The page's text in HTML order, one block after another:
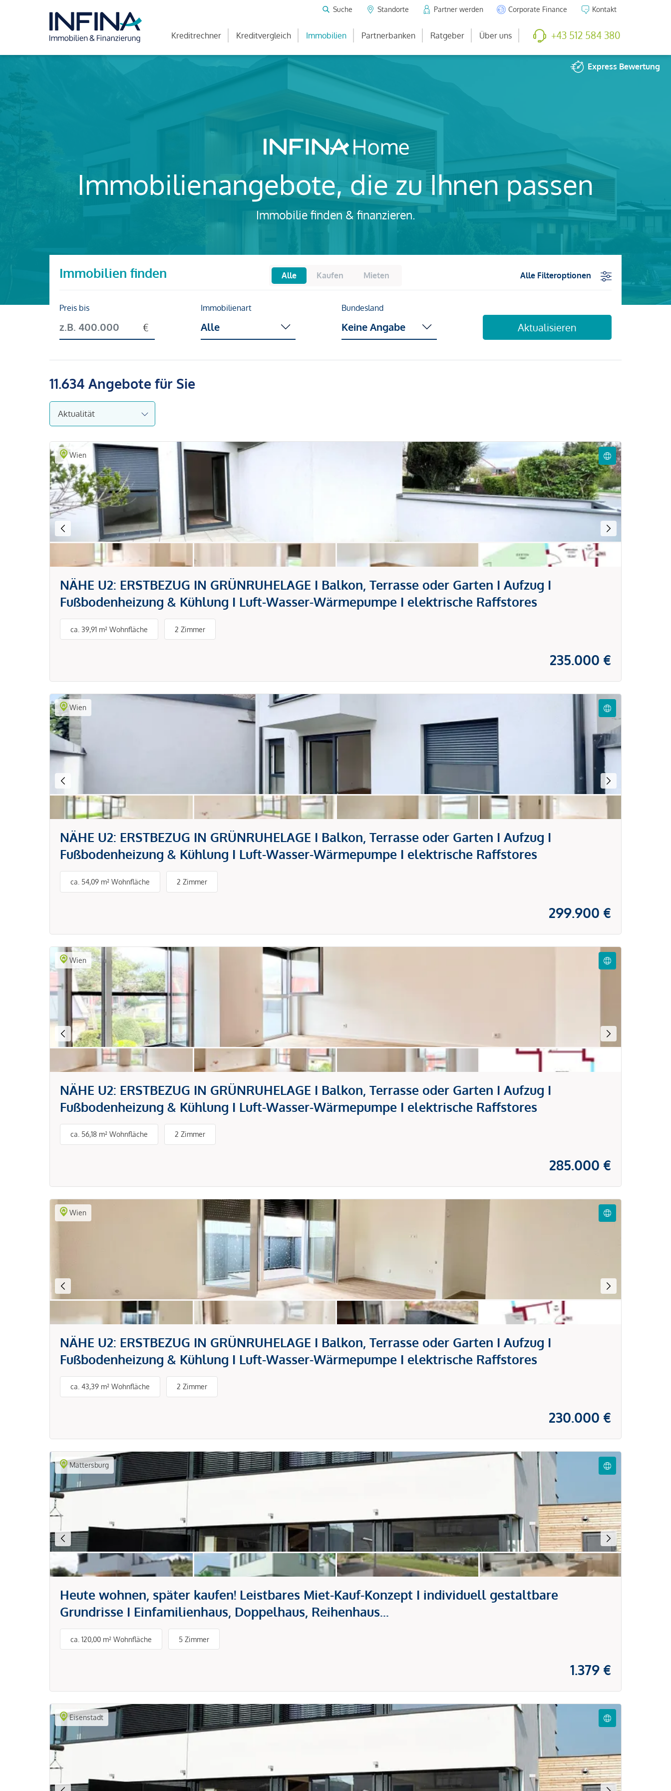
Suche Standorte Partner werden Corporate Finance Kontakt
Kreditrechner Kreditvergleich Immobilien Partnerbanken Ratgeber Über uns +43 512 584 380
Express Bewertung
Immobilienangebote, die zu Ihnen passen
Immobilie finden & finanzieren.
Immobilien finden Alle Kaufen Mieten Alle Filteroptionen
Preis bis Immobilienart Bundesland
Aktualisieren
11.634 Angebote für Sie
Wien
NÄHE U2: ERSTBEZUG IN GRÜNRUHELAGE I Balkon, Terrasse oder Garten I Aufzug I
Fußbodenheizung & Kühlung I Luft-Wasser-Wärmepumpe I elektrische Raffstores
ca. 39,91 m² Wohnfläche 2 Zimmer
235.000 €
Wien
NÄHE U2: ERSTBEZUG IN GRÜNRUHELAGE I Balkon, Terrasse oder Garten I Aufzug I
Fußbodenheizung & Kühlung I Luft-Wasser-Wärmepumpe I elektrische Raffstores
ca. 54,09 m² Wohnfläche 2 Zimmer
299.900 €
Wien
NÄHE U2: ERSTBEZUG IN GRÜNRUHELAGE I Balkon, Terrasse oder Garten I Aufzug I
Fußbodenheizung & Kühlung I Luft-Wasser-Wärmepumpe I elektrische Raffstores
ca. 56,18 m² Wohnfläche 2 Zimmer
285.000 €
Wien
NÄHE U2: ERSTBEZUG IN GRÜNRUHELAGE I Balkon, Terrasse oder Garten I Aufzug I
Fußbodenheizung & Kühlung I Luft-Wasser-Wärmepumpe I elektrische Raffstores
ca. 43,39 m² Wohnfläche 2 Zimmer
230.000 €
Mattersburg
Heute wohnen, später kaufen! Leistbares Miet-Kauf-Konzept I individuell gestaltbare
Grundrisse I Einfamilienhaus, Doppelhaus, Reihenhaus...
ca. 120,00 m² Wohnfläche 5 Zimmer
1.379 €
Eisenstadt